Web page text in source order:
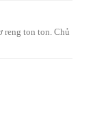
reng ton ton. Chủ